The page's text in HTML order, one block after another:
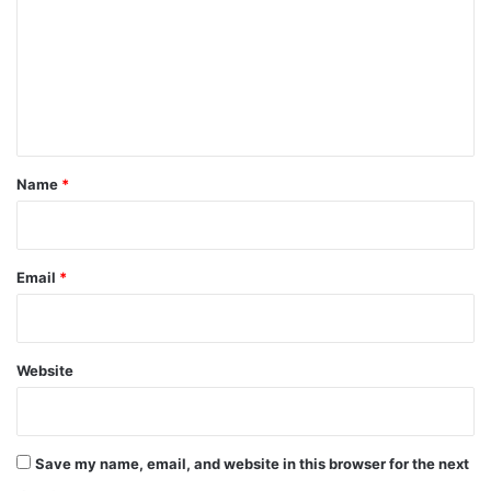
*
Name *
Email *
Website
Save my name, email, and website in this browser for the next